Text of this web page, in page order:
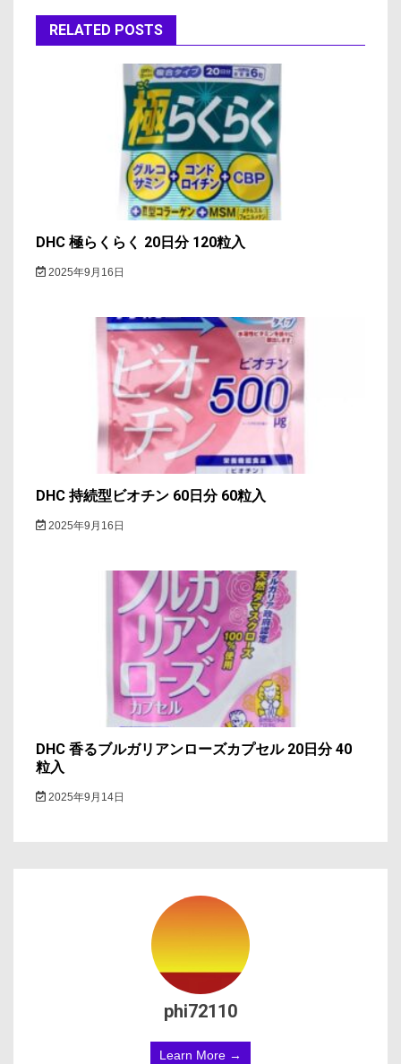
ゲ
ー
RELATED POSTS
DHC 極らくらく 20日分 120粒入
2025年9月16日
DHC 持続型ビオチン 60日分 60粒入
2025年9月16日
DHC 香るブルガリアンローズカプセル 20日分 40
粒入
2025年9月14日
phi72110
Learn More →